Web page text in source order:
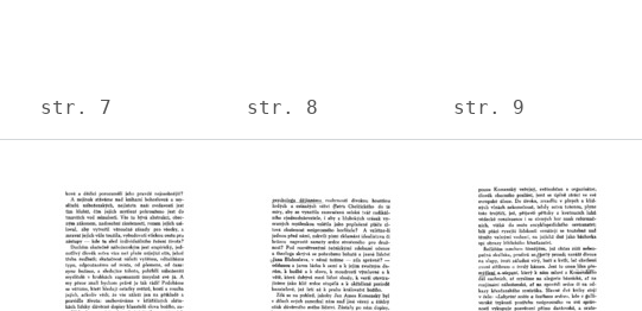
str. 7 str. 8 str. 9
Image Image